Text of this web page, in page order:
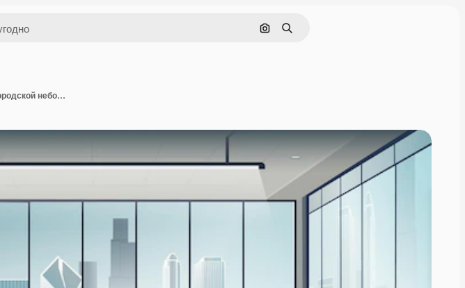
Поиск по изображению
Поиск
Иллюстрация офисной переговорной комнаты с видом на городской небоскреб